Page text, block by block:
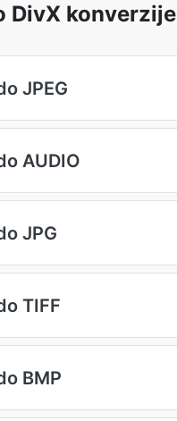
DivX konverzije
JPEG
AUDIO
JPG
TIFF
BMP